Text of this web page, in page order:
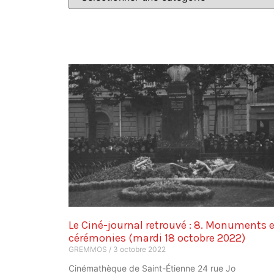
Le Ciné-journal retrouvé : 8. Monuments
cérémonies (mardi 18 octobre 2022)
GREMMOS 3 octobre 2022
Cinémathèque de Saint-Étienne 24 rue Jo